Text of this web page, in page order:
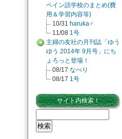
ペイン語学校のまとめ(費
用＆学習内容等)
10/31 haruka♂
11/08 1号
主婦の友社の月刊誌「ゆう
ゆう 2014年 9月号」にち
ょろっと登場！
08/17 なべり
08/17 1号
サイト内検索！